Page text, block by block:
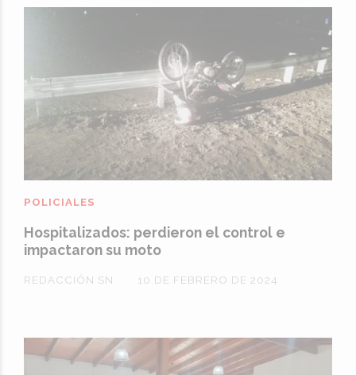
Hospitalizados: perdieron el control e
impactaron su moto
REDACCIÓN SN
POLICIALES
10 DE FEBRERO DE 2024